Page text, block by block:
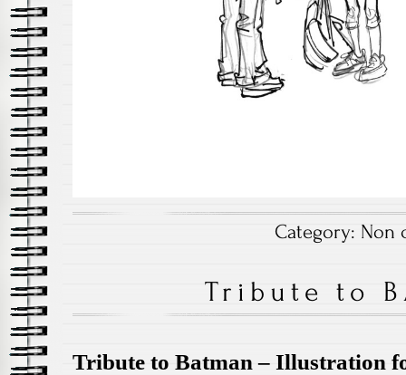
Category: Non
Tribute to
Tribute to Batman – Illustration